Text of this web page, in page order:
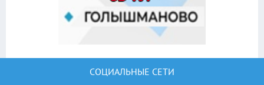
СОЦИАЛЬНЫЕ СЕТИ